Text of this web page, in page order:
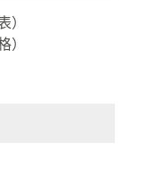
）
）